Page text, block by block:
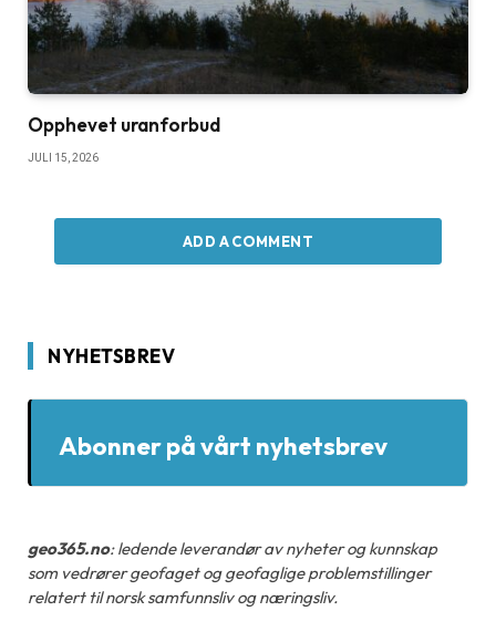
Opphevet uranforbud
JULI 15, 2026
ADD A COMMENT
NYHETSBREV
Abonner på vårt nyhetsbrev
geo365.no: ledende leverandør av nyheter og kunnskap
som vedrører geofaget og geofaglige problemstillinger
relatert til norsk samfunnsliv og næringsliv.